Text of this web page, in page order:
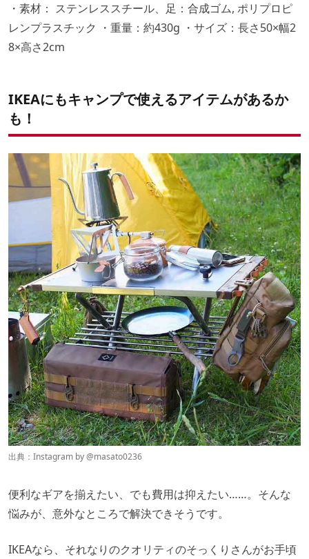
・素材： ステンレススチール、足：合成ゴム, ポリプロピ
レンプラスチック ・重量：約430g ・サイズ：長さ50×幅2
8×高さ2cm
IKEAにもキャンプで使えるアイテムがあるか
も！
出典：Instagram by@masato0236
便利なギアを揃えたい、でも費用は抑えたい……。そんな
悩みが、意外なところで解決できそうです。
IKEAなら、それなりのクオリティのそっくりさんがお手頃